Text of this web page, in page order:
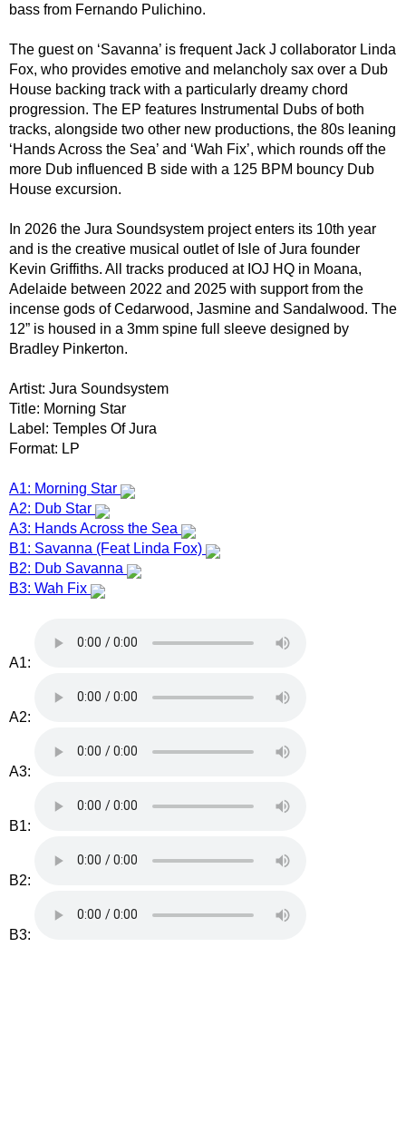
bass from Fernando Pulichino.
The guest on ‘Savanna’ is frequent Jack J collaborator Linda
Fox, who provides emotive and melancholy sax over a Dub
House backing track with a particularly dreamy chord
progression. The EP features Instrumental Dubs of both
tracks, alongside two other new productions, the 80s leaning
‘Hands Across the Sea’ and ‘Wah Fix’, which rounds off the
more Dub influenced B side with a 125 BPM bouncy Dub
House excursion.
In 2026 the Jura Soundsystem project enters its 10th year
and is the creative musical outlet of Isle of Jura founder
Kevin Griffiths. All tracks produced at IOJ HQ in Moana,
Adelaide between 2022 and 2025 with support from the
incense gods of Cedarwood, Jasmine and Sandalwood. The
12” is housed in a 3mm spine full sleeve designed by
Bradley Pinkerton.
Artist: Jura Soundsystem
Title: Morning Star
Label: Temples Of Jura
Format: LP
A1: Morning Star
A2: Dub Star
A3: Hands Across the Sea
B1: Savanna (Feat Linda Fox)
B2: Dub Savanna
B3: Wah Fix
A1:
A2:
A3:
B1:
B2:
B3: